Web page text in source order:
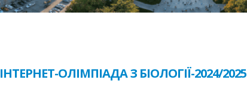
ІНТЕРНЕТ-ОЛІМПІАДА З БІОЛОГІЇ-2024/2025